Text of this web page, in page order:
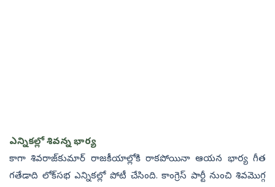
ఎన్నికల్లో శివన్న భార్య
కాగా శివరాజ్‌కుమార్‌ రాజకీయాల్లోకి రాకపోయినా ఆయన భార్య గీత
గతేడాది లోక్‌సభ ఎన్నికల్లో పోటీ చేసింది. కాంగ్రెస్‌ పార్టీ నుంచి శివమొగ్గ